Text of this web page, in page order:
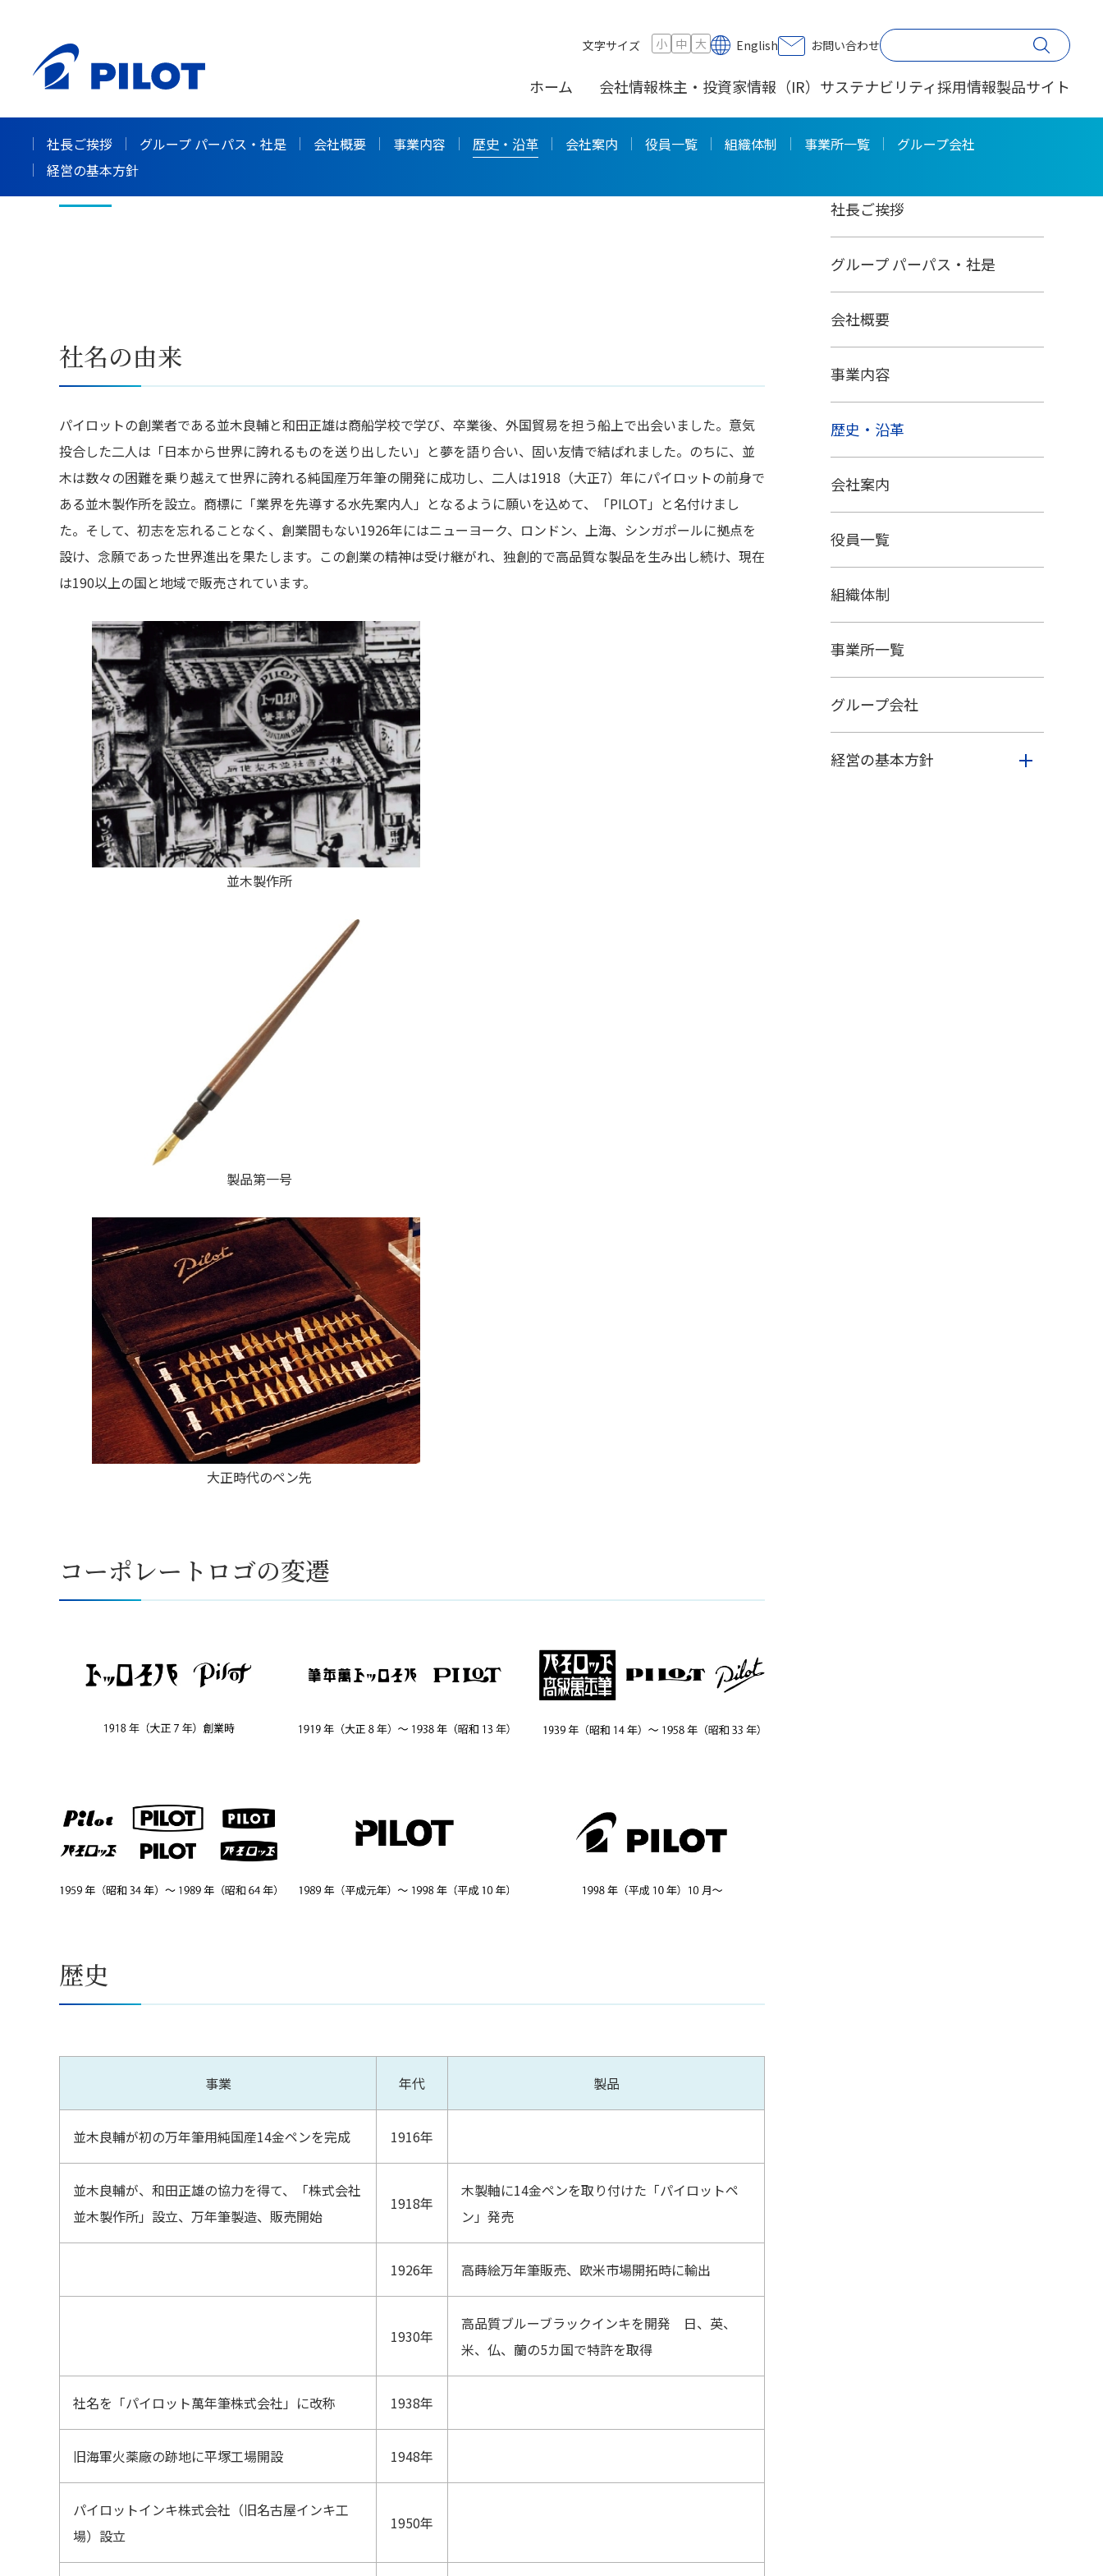
文字サイズ 小 中 大 English お問い合わせ
ホーム 会社情報株主・投資家情報（IR） サステナビリティ採用情報製品サイト
社長ご挨拶 グループ パーパス・社是 会社概要 事業内容 歴史・沿革 会社案内 役員一覧 組織体制 事業所一覧
グループ会社
経営の基本方針
印刷する
歴史・沿革
社名の由来
パイロットの創業者である並木良輔と和田正雄は商船学校で学び、卒業後、外国貿易を担う船上で出会いました。意気
投合した二人は「日本から世界に誇れるものを送り出したい」と夢を語り合い、固い友情で結ばれました。のちに、並
木は数々の困難を乗り越えて世界に誇れる純国産万年筆の開発に成功し、二人は1918（大正7）年にパイロットの前身で
ある並木製作所を設立。商標に「業界を先導する水先案内人」となるように願いを込めて、「PILOT」と名付けまし
た。そして、初志を忘れることなく、創業間もない1926年にはニューヨーク、ロンドン、上海、シンガポールに拠点を
設け、念願であった世界進出を果たします。この創業の精神は受け継がれ、独創的で高品質な製品を生み出し続け、現在
は190以上の国と地域で販売されています。
並木製作所
製品第一号
大正時代のペン先
コーポレートロゴの変遷
歴史
事業 年代 製品
並木良輔が初の万年筆用純国産14金ペンを完成 1916年
並木良輔が、和田正雄の協力を得て、「株式会社
並木製作所」設立、万年筆製造、販売開始
1918年
木製軸に14金ペンを取り付けた「パイロットペ
ン」発売
1926年 高蒔絵万年筆販売、欧米市場開拓時に輸出
1930年
高品質ブルーブラックインキを開発 日、英、
米、仏、蘭の5カ国で特許を取得
社名を「パイロット萬年筆株式会社」に改称 1938年
旧海軍火薬廠の跡地に平塚工場開設 1948年
パイロットインキ株式会社（旧名古屋インキ工
場）設立
1950年
会社情報
社長ご挨拶
グループ パーパス・社是
会社概要
事業内容
歴史・沿革
会社案内
役員一覧
組織体制
事業所一覧
グループ会社
経営の基本方針